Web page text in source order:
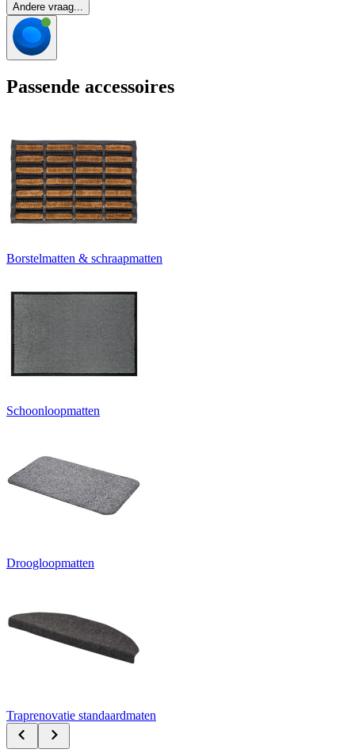
Andere vraag...
Passende accessoires
Borstelmatten & schraapmatten
Schoonloopmatten
Droogloopmatten
Traprenovatie standaardmaten